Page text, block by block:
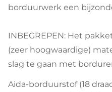
borduurwerk een
INBEGREPEN: Het
(zeer hoogwaardige)
slag te gaan met
Aida-borduurstof (18